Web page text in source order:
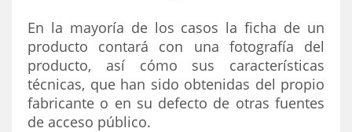
En la mayoría de los casos la ficha de un
producto contará con una fotografía del
producto, así cómo sus características
técnicas, que han sido obtenidas del propio
fabricante o en su defecto de otras fuentes
de acceso público.